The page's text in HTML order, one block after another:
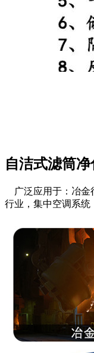
自洁式滤筒净
广泛应用于：冶金
行业，集中空调系统